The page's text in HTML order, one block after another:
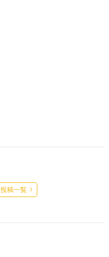
投稿一覧